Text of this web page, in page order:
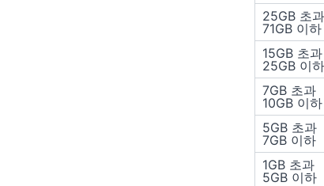
25GB 초과
71GB 이하
15GB 초과
25GB 이하
7GB 초과
10GB 이하
5GB 초과
7GB 이하
1GB 초과
5GB 이하